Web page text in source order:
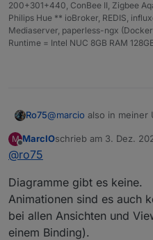
200+301+440, ConBee II, Zigbee
Philips Hue ** ioBroker, REDIS,
Mediaserver, paperless-ngx
Runtime = Intel NUC 8GB RAM
Ro75@marcio also in meiner
Hast du Flot, echarts
Wie viele Objekte pro
Ro75
M
Offline
MarcIOschrieb am 3. Dez.
zuletzt editiert von
@ro75
Diagramme gibt es keine.
Animationen sind es auch
bei allen Ansichten und
einem Binding).